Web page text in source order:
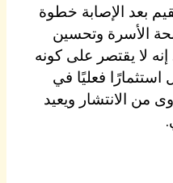
بعد الإصابة خطوة
الأسرة وتحسين
لا يقتصر على كونه
فعليًا في
من الانتشار ويعيد